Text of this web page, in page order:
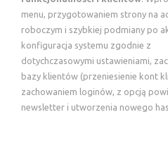
menu, przygotowaniem strony na
roboczym i szybkiej podmiany po
konfiguracja systemu zgodnie z
dotychczasowymi ustawieniami,
bazy klientów (przeniesienie kont
zachowaniem loginów, z opcją
newsletter i utworzenia nowego